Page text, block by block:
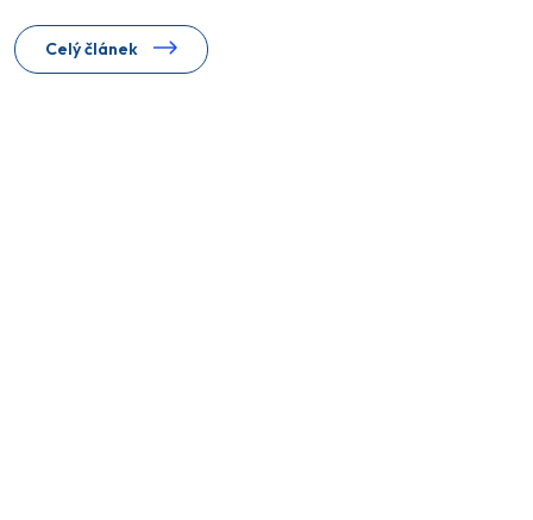
Celý článek